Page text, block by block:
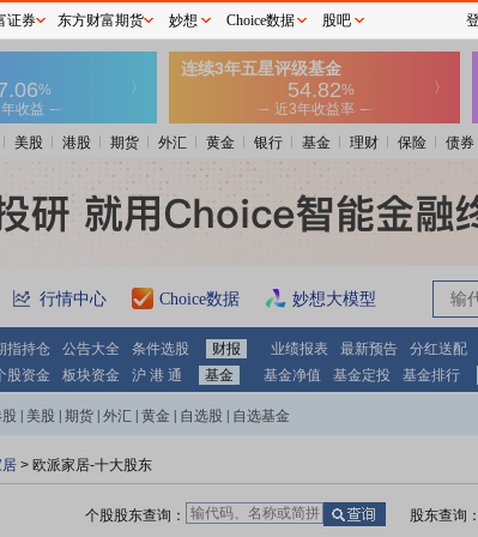
美股 港股 期货 外汇 黄金 银行 基金 理财 保险 债券
行情中心 Choice数据 妙想大模型
指持仓 公告大全 条件选股 财报 业绩报表 最新预告 分红送配
股资金 板块资金 沪 港 通 基金 基金净值 基金定投 基金排行
美股 期货 外汇 黄金 自选股 自选基金
居 > 欧派家居-十大股东
股东查询：
个股股东查询：
证券 东方财富期货 妙想 Choice数据 股吧